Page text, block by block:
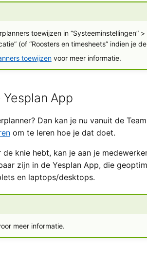
toewijzen in “Systeeminstellingen” >
(of “Roosters en timesheets” indien je
toewijzenvoor meer informatie.
App
Dan kan je nu vanuit de
om te leren hoe je dat doet.
de knie hebt, kan je aan je
zijn in de Yesplan App, die
en laptops/desktops.
meer informatie.